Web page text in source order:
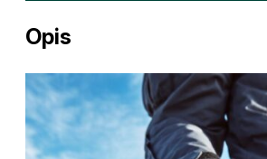
Opis